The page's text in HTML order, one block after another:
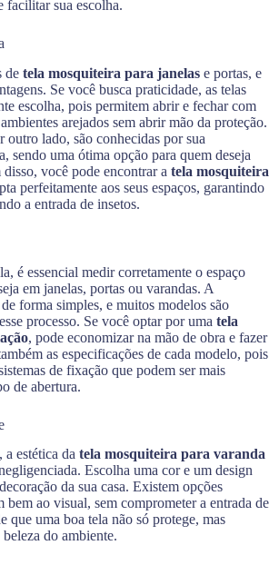
facilitar sua escolha.
de tela mosquiteira para janelas e portas, e
Se você busca praticidade, as telas
escolha, pois permitem abrir e fechar com
arejados sem abrir mão da proteção.
outro lado, são conhecidas por sua
sendo uma ótima opção para quem deseja
você pode encontrar a tela mosquiteira
perfeitamente aos seus espaços, garantindo
a entrada de insetos.
é essencial medir corretamente o espaço
em janelas, portas ou varandas. A
forma simples, e muitos modelos são
processo. Se você optar por uma tela
, pode economizar na mão de obra e fazer
as especificações de cada modelo, pois
de fixação que podem ser mais
de abertura.
estética da tela mosquiteira para varanda
Escolha uma cor e um design
da sua casa. Existem opções
bem ao visual, sem comprometer a entrada de
que uma boa tela não só protege, mas
do ambiente.